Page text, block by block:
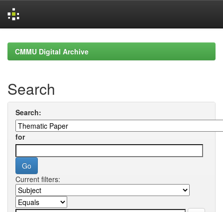
navigationCMMU Digital Archive
Search
Search:
for
Current filters: